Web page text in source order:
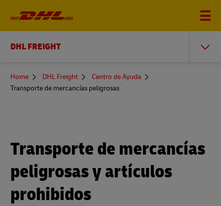
DHL FREIGHT
You
here
Home DHL Freight
Centro de Ayuda
Transporte de mercancías peligrosas
Transporte de mercancías
peligrosas y artículos
prohibidos